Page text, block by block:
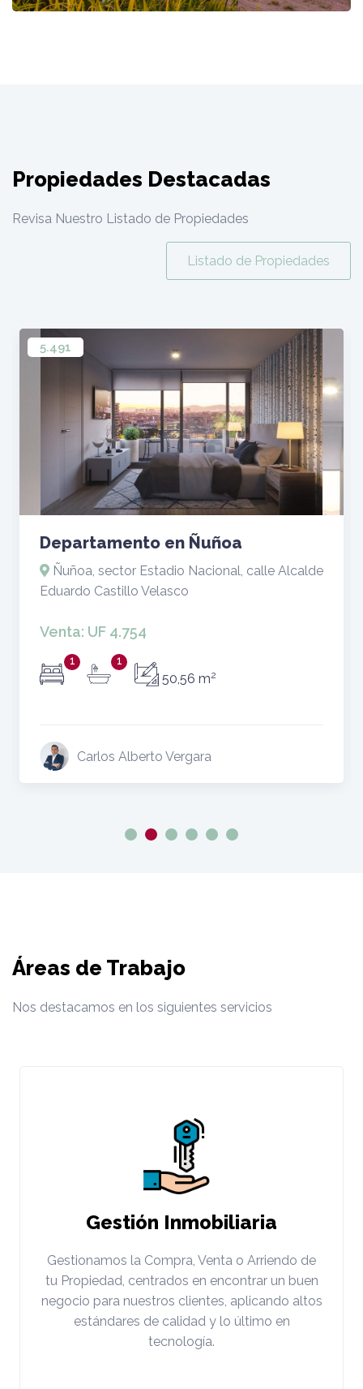
Propiedades Destacadas
Revisa Nuestro Listado de Propiedades
Listado de Propiedades
5.650
Sitio en Chillán
Terreno 3.150 m² en Av. Brasil – Alto
Potencial Comercial, Chillán
Venta: UF 39.661
3.150 m
Francisco Javier Neira
Áreas de Trabajo
Nos destacamos en los siguientes servicios
Gestión Inmobiliaria
Gestionamos la Compra, Venta o Arriendo de
tu Propiedad, centrados en encontrar un buen
negocio para nuestros clientes, aplicando altos
estándares de calidad y lo último en
tecnología.